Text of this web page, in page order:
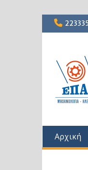
Skip
Αρχική